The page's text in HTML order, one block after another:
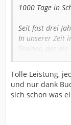
1000 Tage in
Seit fast drei
In unserer Zeit
Trainer, der
besondere
🏆
📈
🥇 Zweifacher
Tolle Leistung,
und nur dank
sich schon was